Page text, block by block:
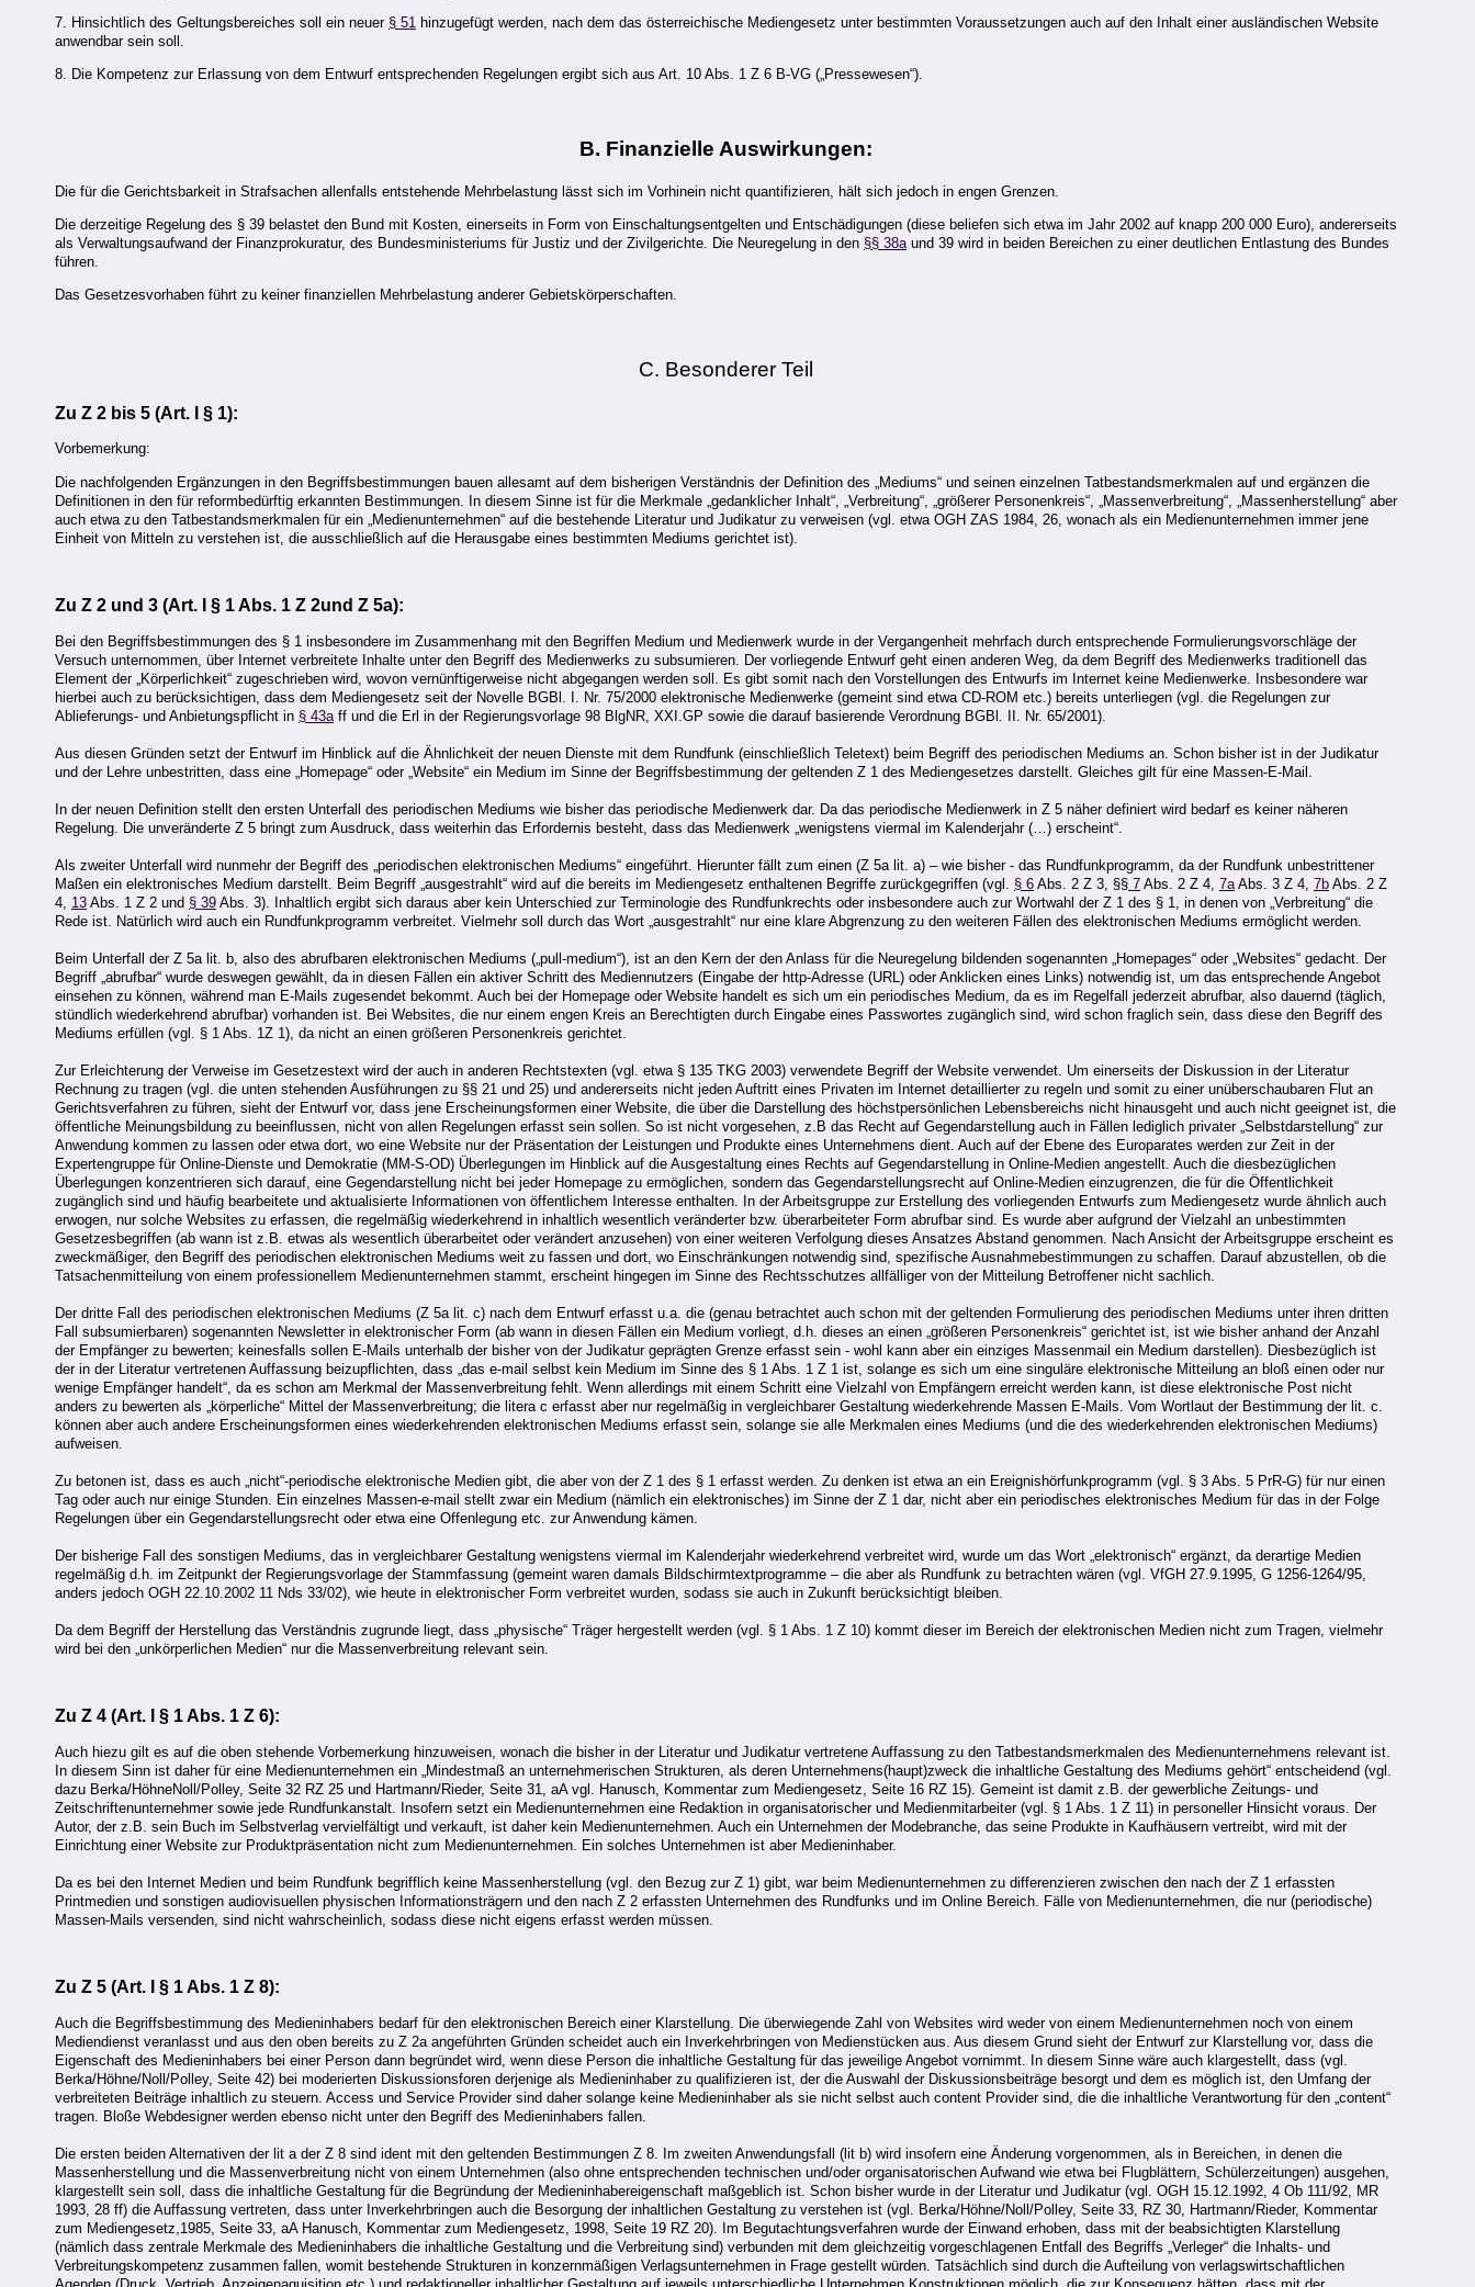
7. Hinsichtlich des Geltungsbereiches soll ein neuer § 51 hinzugefügt werden, nach dem das österreichische Mediengesetz unter bestimmten Voraussetzungen auch auf den Inhalt einer ausländischen Website
anwendbar sein soll.
8. Die Kompetenz zur Erlassung von dem Entwurf entsprechenden Regelungen ergibt sich aus Art. 10 Abs. 1 Z 6 B‑VG („Pressewesen“).
B. Finanzielle Auswirkungen:
Die für die Gerichtsbarkeit in Strafsachen allenfalls entstehende Mehrbelastung lässt sich im Vorhinein nicht quantifizieren, hält sich jedoch in engen Grenzen.
Die derzeitige Regelung des § 39 belastet den Bund mit Kosten, einerseits in Form von Einschaltungsentgelten und Entschädigungen (diese beliefen sich etwa im Jahr 2002 auf knapp 200 000 Euro), andererseits
als Verwaltungsaufwand der Finanzprokuratur, des Bundesministeriums für Justiz und der Zivilgerichte. Die Neuregelung in den §§ 38aund 39 wird in beiden Bereichen zu einer deutlichen Entlastung des Bundes
führen.
Das Gesetzesvorhaben führt zu keiner finanziellen Mehrbelastung anderer Gebietskörperschaften.
C. Besonderer Teil
Zu Z 2 bis 5 (Art. I § 1):
Vorbemerkung:
Die nachfolgenden Ergänzungen in den Begriffsbestimmungen bauen allesamt auf dem bisherigen Verständnis der Definition des „Mediums“ und seinen einzelnen Tatbestandsmerkmalen auf und ergänzen die
Definitionen in den für reformbedürftig erkannten Bestimmungen. In diesem Sinne ist für die Merkmale „gedanklicher Inhalt“, „Verbreitung“, „größerer Personenkreis“, „Massenverbreitung“, „Massenherstellung“ aber
auch etwa zu den Tatbestandsmerkmalen für ein „Medienunternehmen“ auf die bestehende Literatur und Judikatur zu verweisen (vgl. etwa OGH ZAS 1984, 26, wonach als ein Medienunternehmen immer jene
Einheit von Mitteln zu verstehen ist, die ausschließlich auf die Herausgabe eines bestimmten Mediums gerichtet ist).
Zu Z 2 und 3 (Art. I § 1 Abs. 1 Z 2und Z 5a):
Bei den Begriffsbestimmungen des § 1 insbesondere im Zusammenhang mit den Begriffen Medium und Medienwerk wurde in der Vergangenheit mehrfach durch entsprechende Formulierungsvorschläge der
Versuch unternommen, über Internet verbreitete Inhalte unter den Begriff des Medienwerks zu subsumieren. Der vorliegende Entwurf geht einen anderen Weg, da dem Begriff des Medienwerks traditionell das
Element der „Körperlichkeit“ zugeschrieben wird, wovon vernünftigerweise nicht abgegangen werden soll. Es gibt somit nach den Vorstellungen des Entwurfs im Internet keine Medienwerke. Insbesondere war
hierbei auch zu berücksichtigen, dass dem Mediengesetz seit der Novelle BGBl. I. Nr. 75/2000 elektronische Medienwerke (gemeint sind etwa CD-ROM etc.) bereits unterliegen (vgl. die Regelungen zur
Ablieferungs- und Anbietungspflicht in § 43a ff und die Erl in der Regierungsvorlage 98 BlgNR, XXI.GP sowie die darauf basierende Verordnung BGBl. II. Nr. 65/2001).
Aus diesen Gründen setzt der Entwurf im Hinblick auf die Ähnlichkeit der neuen Dienste mit dem Rundfunk (einschließlich Teletext) beim Begriff des periodischen Mediums an. Schon bisher ist in der Judikatur
und der Lehre unbestritten, dass eine „Homepage“ oder „Website“ ein Medium im Sinne der Begriffsbestimmung der geltenden Z 1 des Mediengesetzes darstellt. Gleiches gilt für eine Massen-E-Mail.
In der neuen Definition stellt den ersten Unterfall des periodischen Mediums wie bisher das periodische Medienwerk dar. Da das periodische Medienwerk in Z 5 näher definiert wird bedarf es keiner näheren
Regelung. Die unveränderte Z 5 bringt zum Ausdruck, dass weiterhin das Erfordernis besteht, dass das Medienwerk „wenigstens viermal im Kalenderjahr (…) erscheint“.
Als zweiter Unterfall wird nunmehr der Begriff des „periodischen elektronischen Mediums“ eingeführt. Hierunter fällt zum einen (Z 5a lit. a) – wie bisher - das Rundfunkprogramm, da der Rundfunk unbestrittener
Maßen ein elektronisches Medium darstellt. Beim Begriff „ausgestrahlt“ wird auf die bereits im Mediengesetz enthaltenen Begriffe zurückgegriffen (vgl. § 6 Abs. 2 Z 3, §§ 7 Abs. 2 Z 4, 7a Abs. 3 Z 4, 7b Abs. 2 Z
4, 13 Abs. 1 Z 2 und § 39 Abs. 3). Inhaltlich ergibt sich daraus aber kein Unterschied zur Terminologie des Rundfunkrechts oder insbesondere auch zur Wortwahl der Z 1 des § 1, in denen von „Verbreitung“ die
Rede ist. Natürlich wird auch ein Rundfunkprogramm verbreitet. Vielmehr soll durch das Wort „ausgestrahlt“ nur eine klare Abgrenzung zu den weiteren Fällen des elektronischen Mediums ermöglicht werden.
Beim Unterfall der Z 5a lit. b, also des abrufbaren elektronischen Mediums („pull-medium“), ist an den Kern der den Anlass für die Neuregelung bildenden sogenannten „Homepages“ oder „Websites“ gedacht. Der
Begriff „abrufbar“ wurde deswegen gewählt, da in diesen Fällen ein aktiver Schritt des Mediennutzers (Eingabe der http-Adresse (URL) oder Anklicken eines Links) notwendig ist, um das entsprechende Angebot
einsehen zu können, während man E-Mails zugesendet bekommt. Auch bei der Homepage oder Website handelt es sich um ein periodisches Medium, da es im Regelfall jederzeit abrufbar, also dauernd (täglich,
stündlich wiederkehrend abrufbar) vorhanden ist. Bei Websites, die nur einem engen Kreis an Berechtigten durch Eingabe eines Passwortes zugänglich sind, wird schon fraglich sein, dass diese den Begriff des
Mediums erfüllen (vgl. § 1 Abs. 1Z 1), da nicht an einen größeren Personenkreis gerichtet.
Zur Erleichterung der Verweise im Gesetzestext wird der auch in anderen Rechtstexten (vgl. etwa § 135 TKG 2003) verwendete Begriff der Website verwendet. Um einerseits der Diskussion in der Literatur
Rechnung zu tragen (vgl. die unten stehenden Ausführungen zu §§ 21 und 25) und andererseits nicht jeden Auftritt eines Privaten im Internet detaillierter zu regeln und somit zu einer unüberschaubaren Flut an
Gerichtsverfahren zu führen, sieht der Entwurf vor, dass jene Erscheinungsformen einer Website, die über die Darstellung des höchstpersönlichen Lebensbereichs nicht hinausgeht und auch nicht geeignet ist, die
öffentliche Meinungsbildung zu beeinflussen, nicht von allen Regelungen erfasst sein sollen. So ist nicht vorgesehen, z.B das Recht auf Gegendarstellung auch in Fällen lediglich privater „Selbstdarstellung“ zur
Anwendung kommen zu lassen oder etwa dort, wo eine Website nur der Präsentation der Leistungen und Produkte eines Unternehmens dient. Auch auf der Ebene des Europarates werden zur Zeit in der
Expertengruppe für Online-Dienste und Demokratie (MM-S-OD) Überlegungen im Hinblick auf die Ausgestaltung eines Rechts auf Gegendarstellung in Online-Medien angestellt. Auch die diesbezüglichen
Überlegungen konzentrieren sich darauf, eine Gegendarstellung nicht bei jeder Homepage zu ermöglichen, sondern das Gegendarstellungsrecht auf Online-Medien einzugrenzen, die für die Öffentlichkeit
zugänglich sind und häufig bearbeitete und aktualisierte Informationen von öffentlichem Interesse enthalten. In der Arbeitsgruppe zur Erstellung des vorliegenden Entwurfs zum Mediengesetz wurde ähnlich auch
erwogen, nur solche Websites zu erfassen, die regelmäßig wiederkehrend in inhaltlich wesentlich veränderter bzw. überarbeiteter Form abrufbar sind. Es wurde aber aufgrund der Vielzahl an unbestimmten
Gesetzesbegriffen (ab wann ist z.B. etwas als wesentlich überarbeitet oder verändert anzusehen) von einer weiteren Verfolgung dieses Ansatzes Abstand genommen. Nach Ansicht der Arbeitsgruppe erscheint es
zweckmäßiger, den Begriff des periodischen elektronischen Mediums weit zu fassen und dort, wo Einschränkungen notwendig sind, spezifische Ausnahmebestimmungen zu schaffen. Darauf abzustellen, ob die
Tatsachenmitteilung von einem professionellem Medienunternehmen stammt, erscheint hingegen im Sinne des Rechtsschutzes allfälliger von der Mitteilung Betroffener nicht sachlich.
Der dritte Fall des periodischen elektronischen Mediums (Z 5a lit. c) nach dem Entwurf erfasst u.a. die (genau betrachtet auch schon mit der geltenden Formulierung des periodischen Mediums unter ihren dritten
Fall subsumierbaren) sogenannten Newsletter in elektronischer Form (ab wann in diesen Fällen ein Medium vorliegt, d.h. dieses an einen „größeren Personenkreis“ gerichtet ist, ist wie bisher anhand der Anzahl
der Empfänger zu bewerten; keinesfalls sollen E-Mails unterhalb der bisher von der Judikatur geprägten Grenze erfasst sein - wohl kann aber ein einziges Massenmail ein Medium darstellen). Diesbezüglich ist
der in der Literatur vertretenen Auffassung beizupflichten, dass „das e-mail selbst kein Medium im Sinne des § 1 Abs. 1 Z 1 ist, solange es sich um eine singuläre elektronische Mitteilung an bloß einen oder nur
wenige Empfänger handelt“, da es schon am Merkmal der Massenverbreitung fehlt. Wenn allerdings mit einem Schritt eine Vielzahl von Empfängern erreicht werden kann, ist diese elektronische Post nicht
anders zu bewerten als „körperliche“ Mittel der Massenverbreitung; die litera c erfasst aber nur regelmäßig in vergleichbarer Gestaltung wiederkehrende Massen E-Mails. Vom Wortlaut der Bestimmung der lit. c.
können aber auch andere Erscheinungsformen eines wiederkehrenden elektronischen Mediums erfasst sein, solange sie alle Merkmalen eines Mediums (und die des wiederkehrenden elektronischen Mediums)
aufweisen.
Zu betonen ist, dass es auch „nicht“-periodische elektronische Medien gibt, die aber von der Z 1 des § 1 erfasst werden. Zu denken ist etwa an ein Ereignishörfunkprogramm (vgl. § 3 Abs. 5 PrR-G) für nur einen
Tag oder auch nur einige Stunden. Ein einzelnes Massen-e-mail stellt zwar ein Medium (nämlich ein elektronisches) im Sinne der Z 1 dar, nicht aber ein periodisches elektronisches Medium für das in der Folge
Regelungen über ein Gegendarstellungsrecht oder etwa eine Offenlegung etc. zur Anwendung kämen.
Der bisherige Fall des sonstigen Mediums, das in vergleichbarer Gestaltung wenigstens viermal im Kalenderjahr wiederkehrend verbreitet wird, wurde um das Wort „elektronisch“ ergänzt, da derartige Medien
regelmäßig d.h. im Zeitpunkt der Regierungsvorlage der Stammfassung (gemeint waren damals Bildschirmtextprogramme – die aber als Rundfunk zu betrachten wären (vgl. VfGH 27.9.1995, G 1256-1264/95,
anders jedoch OGH 22.10.2002 11 Nds 33/02), wie heute in elektronischer Form verbreitet wurden, sodass sie auch in Zukunft berücksichtigt bleiben.
Da dem Begriff der Herstellung das Verständnis zugrunde liegt, dass „physische“ Träger hergestellt werden (vgl. § 1 Abs. 1 Z 10) kommt dieser im Bereich der elektronischen Medien nicht zum Tragen, vielmehr
wird bei den „unkörperlichen Medien“ nur die Massenverbreitung relevant sein.
Zu Z 4 (Art. I § 1 Abs. 1 Z 6):
Auch hiezu gilt es auf die oben stehende Vorbemerkung hinzuweisen, wonach die bisher in der Literatur und Judikatur vertretene Auffassung zu den Tatbestandsmerkmalen des Medienunternehmens relevant ist.
In diesem Sinn ist daher für eine Medienunternehmen ein „Mindestmaß an unternehmerischen Strukturen, als deren Unternehmens(haupt)zweck die inhaltliche Gestaltung des Mediums gehört“ entscheidend (vgl.
dazu Berka/HöhneNoll/Polley, Seite 32 RZ 25 und Hartmann/Rieder, Seite 31, aA vgl. Hanusch, Kommentar zum Mediengesetz, Seite 16 RZ 15). Gemeint ist damit z.B. der gewerbliche Zeitungs- und
Zeitschriftenunternehmer sowie jede Rundfunkanstalt. Insofern setzt ein Medienunternehmen eine Redaktion in organisatorischer und Medienmitarbeiter (vgl. § 1 Abs. 1 Z 11) in personeller Hinsicht voraus. Der
Autor, der z.B. sein Buch im Selbstverlag vervielfältigt und verkauft, ist daher kein Medienunternehmen. Auch ein Unternehmen der Modebranche, das seine Produkte in Kaufhäusern vertreibt, wird mit der
Einrichtung einer Website zur Produktpräsentation nicht zum Medienunternehmen. Ein solches Unternehmen ist aber Medieninhaber.
Da es bei den Internet Medien und beim Rundfunk begrifflich keine Massenherstellung (vgl. den Bezug zur Z 1) gibt, war beim Medienunternehmen zu differenzieren zwischen den nach der Z 1 erfassten
Printmedien und sonstigen audiovisuellen physischen Informationsträgern und den nach Z 2 erfassten Unternehmen des Rundfunks und im Online Bereich. Fälle von Medienunternehmen, die nur (periodische)
Massen-Mails versenden, sind nicht wahrscheinlich, sodass diese nicht eigens erfasst werden müssen.
Zu Z 5 (Art. I § 1 Abs. 1 Z 8):
Auch die Begriffsbestimmung des Medieninhabers bedarf für den elektronischen Bereich einer Klarstellung. Die überwiegende Zahl von Websites wird weder von einem Medienunternehmen noch von einem
Mediendienst veranlasst und aus den oben bereits zu Z 2a angeführten Gründen scheidet auch ein Inverkehrbringen von Medienstücken aus. Aus diesem Grund sieht der Entwurf zur Klarstellung vor, dass die
Eigenschaft des Medieninhabers bei einer Person dann begründet wird, wenn diese Person die inhaltliche Gestaltung für das jeweilige Angebot vornimmt. In diesem Sinne wäre auch klargestellt, dass (vgl.
Berka/Höhne/Noll/Polley, Seite 42) bei moderierten Diskussionsforen derjenige als Medieninhaber zu qualifizieren ist, der die Auswahl der Diskussionsbeiträge besorgt und dem es möglich ist, den Umfang der
verbreiteten Beiträge inhaltlich zu steuern. Access und Service Provider sind daher solange keine Medieninhaber als sie nicht selbst auch content Provider sind, die die inhaltliche Verantwortung für den „content“
tragen. Bloße Webdesigner werden ebenso nicht unter den Begriff des Medieninhabers fallen.
Die ersten beiden Alternativen der lit a der Z 8 sind ident mit den geltenden Bestimmungen Z 8. Im zweiten Anwendungsfall (lit b) wird insofern eine Änderung vorgenommen, als in Bereichen, in denen die
Massenherstellung und die Massenverbreitung nicht von einem Unternehmen (also ohne entsprechenden technischen und/oder organisatorischen Aufwand wie etwa bei Flugblättern, Schülerzeitungen) ausgehen,
klargestellt sein soll, dass die inhaltliche Gestaltung für die Begründung der Medieninhabereigenschaft maßgeblich ist. Schon bisher wurde in der Literatur und Judikatur (vgl. OGH 15.12.1992, 4 Ob 111/92, MR
1993, 28 ff) die Auffassung vertreten, dass unter Inverkehrbringen auch die Besorgung der inhaltlichen Gestaltung zu verstehen ist (vgl. Berka/Höhne/Noll/Polley, Seite 33, RZ 30, Hartmann/Rieder, Kommentar
zum Mediengesetz,1985, Seite 33, aA Hanusch, Kommentar zum Mediengesetz, 1998, Seite 19 RZ 20). Im Begutachtungsverfahren wurde der Einwand erhoben, dass mit der beabsichtigten Klarstellung
(nämlich dass zentrale Merkmale des Medieninhabers die inhaltliche Gestaltung und die Verbreitung sind) verbunden mit dem gleichzeitig vorgeschlagenen Entfall des Begriffs „Verleger“ die Inhalts- und
Verbreitungskompetenz zusammen fallen, womit bestehende Strukturen in konzernmäßigen Verlagsunternehmen in Frage gestellt würden. Tatsächlich sind durch die Aufteilung von verlagswirtschaftlichen